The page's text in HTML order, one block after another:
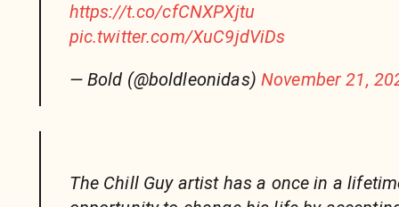
https://t.co/cfCNXPXjtu
pic.twitter.com/XuC9jdViDs
— Bold (@boldleonidas) November 21,
The Chill Guy artist has a once in a